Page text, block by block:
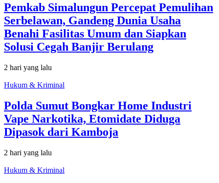
Pemkab Simalungun Percepat Pemulihan
Serbelawan, Gandeng Dunia Usaha
Benahi Fasilitas Umum dan Siapkan
Solusi Cegah Banjir Berulang
2 hari yang lalu
Hukum & Kriminal
Polda Sumut Bongkar Home Industri
Vape Narkotika, Etomidate Diduga
Dipasok dari Kamboja
2 hari yang lalu
Hukum & Kriminal